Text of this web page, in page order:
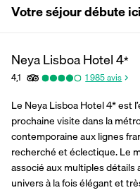
Votre séjour débute ici
Neya Lisboa Hotel4*
4,1 1 985avis
Le Neya Lisboa Hotel 4* est
prochaine visite dans la
contemporaine aux lignes
recherché et éclectique. Le
associé aux multiples
univers à la fois élégant et